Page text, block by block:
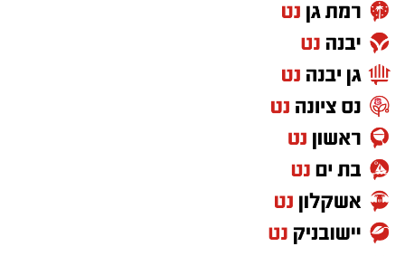
1/4 כוס שמן (או חמאה מומסת)
1 כוס חלב
1 כף אבקת אפייה
קורט מלח
למילוי:
1/2 כוס ממרח חלוה של "אחוה"